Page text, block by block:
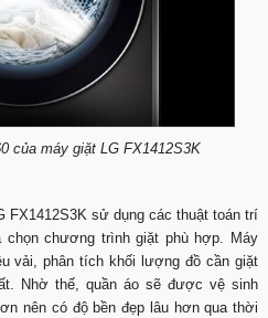
của máy giặt LG FX1412S3K
FX1412S3K sử dụng các thuật toán trí
chương trình giặt phù hợp. Máy
vải, phân tích khối lượng đồ cần giặt
Nhờ thế, quần áo sẽ được vệ sinh
nên có độ bền đẹp lâu hơn qua thời